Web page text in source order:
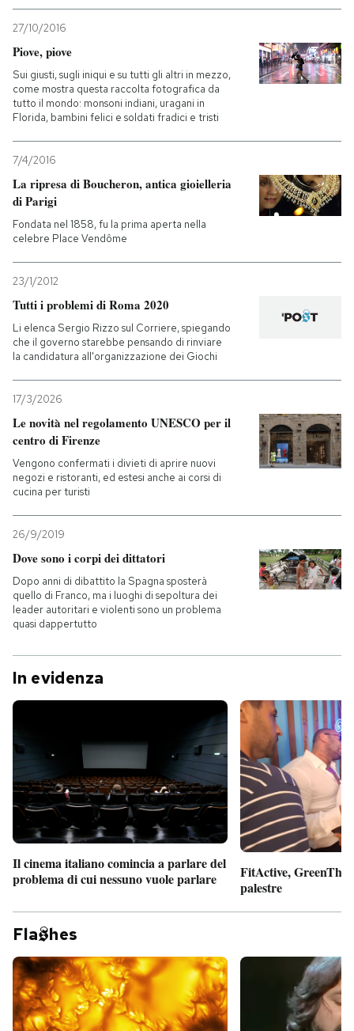
27/10/2016
Piove, piove
Sui giusti, sugli iniqui e su tutti gli altri in mezzo,
come mostra questa raccolta fotografica da
tutto il mondo: monsoni indiani, uragani in
Florida, bambini felici e soldati fradici e tristi
7/4/2016
La ripresa di Boucheron, antica gioielleria
di Parigi
Fondata nel 1858, fu la prima aperta nella
celebre Place Vendôme
23/1/2012
Tutti i problemi di Roma 2020
Li elenca Sergio Rizzo sul Corriere, spiegando
che il governo starebbe pensando di rinviare
la candidatura all'organizzazione dei Giochi
17/3/2026
Le novità nel regolamento UNESCO per il
centro di Firenze
Vengono confermati i divieti di aprire nuovi
negozi e ristoranti, ed estesi anche ai corsi di
cucina per turisti
26/9/2019
Dove sono i corpi dei dittatori
Dopo anni di dibattito la Spagna sposterà
quello di Franco, ma i luoghi di sepoltura dei
leader autoritari e violenti sono un problema
quasi dappertutto
In evidenza
Il cinema italiano comincia a parlare del
problema di cui nessuno vuole parlare
FitActive,
palestre
Fla hes